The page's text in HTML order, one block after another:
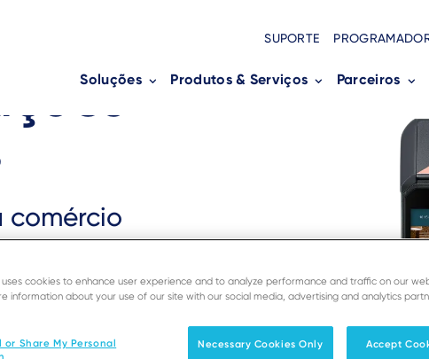
SUPORTE
Soluções Produtos & Serviços Parceiros
comércio
de software e co-
de negócios
uses cookies to enhance user experience and to analyze performance and traffic on our
information about your use of our site with our social media, advertising and analytics
or Share My Personal
Necessary Cookies Only Accept